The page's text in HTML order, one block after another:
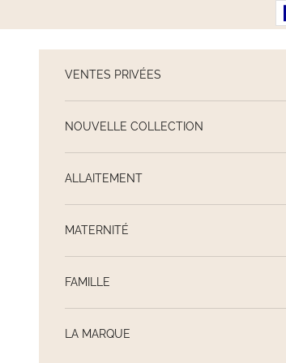
VENTES PRIVÉES
NOUVELLE COLLECTION
ALLAITEMENT
MATERNITÉ
FAMILLE
LA MARQUE